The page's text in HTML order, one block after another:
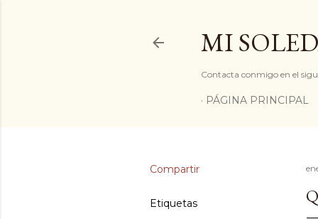
MI
Contacta conmigo en el
PÁGINA PRINCIPAL
Compartir
Etiquetas